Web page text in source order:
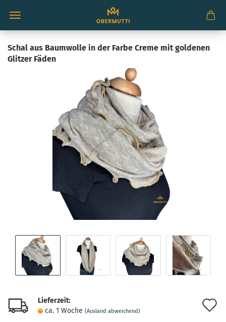
Schal aus Baumwolle in der Farbe Creme mit goldenen
Glitzer Fäden
Lieferzeit:
ca. 1 Woche (Ausland abweichend)